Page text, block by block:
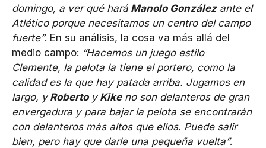
domingo, a ver qué hará Manolo Gonzálezante el
Atlético porque necesitamos un centro del campo
fuerte”. En su análisis, la cosa va más allá del
medio campo: “Hacemos un juego estilo
Clemente, la pelota la tiene el portero, como la
calidad es la que hay patada arriba. Jugamos en
largo, yRobertoyKikeno son delanteros de gran
envergadura y para bajar la pelota se encontrarán
con delanteros más altos que ellos. Puede salir
bien, pero hay que darle una pequeña vuelta”.